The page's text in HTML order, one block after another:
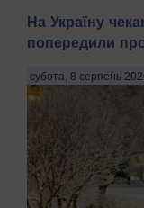
На Україну
попередили
субота, 8 серпень